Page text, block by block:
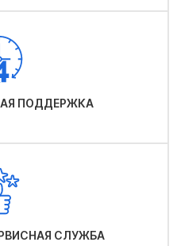
ПОДДЕРЖКА
СЛУЖБА